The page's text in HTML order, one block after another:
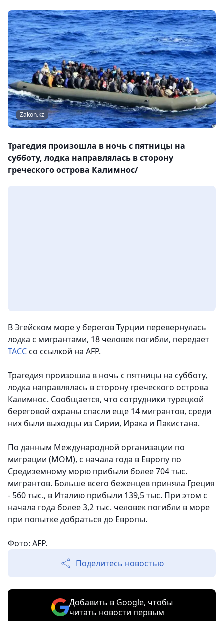
Zakon.kz
Трагедия произошла в ночь с пятницы на
субботу, лодка направлялась в сторону
греческого острова Калимнос/
В Эгейском море у берегов Турции перевернулась
лодка с мигрантами, 18 человек погибли, передает
ТАССсо ссылкой на AFP.
Трагедия произошла в ночь с пятницы на субботу,
лодка направлялась в сторону греческого острова
Калимнос. Сообщается, что сотрудники турецкой
береговой охраны спасли еще 14 мигрантов, среди
них были выходцы из Сирии, Ирака и Пакистана.
По данным Международной организации по
миграции (МОМ), с начала года в Европу по
Средиземному морю прибыли более 704 тыс.
мигрантов. Больше всего беженцев приняла Греция
- 560 тыс., в Италию прибыли 139,5 тыс. При этом с
начала года более 3,2 тыс. человек погибли в море
при попытке добраться до Европы.
Фото: AFP.
Поделитесь новостью
Добавить в Google, чтобы
читать новости первым